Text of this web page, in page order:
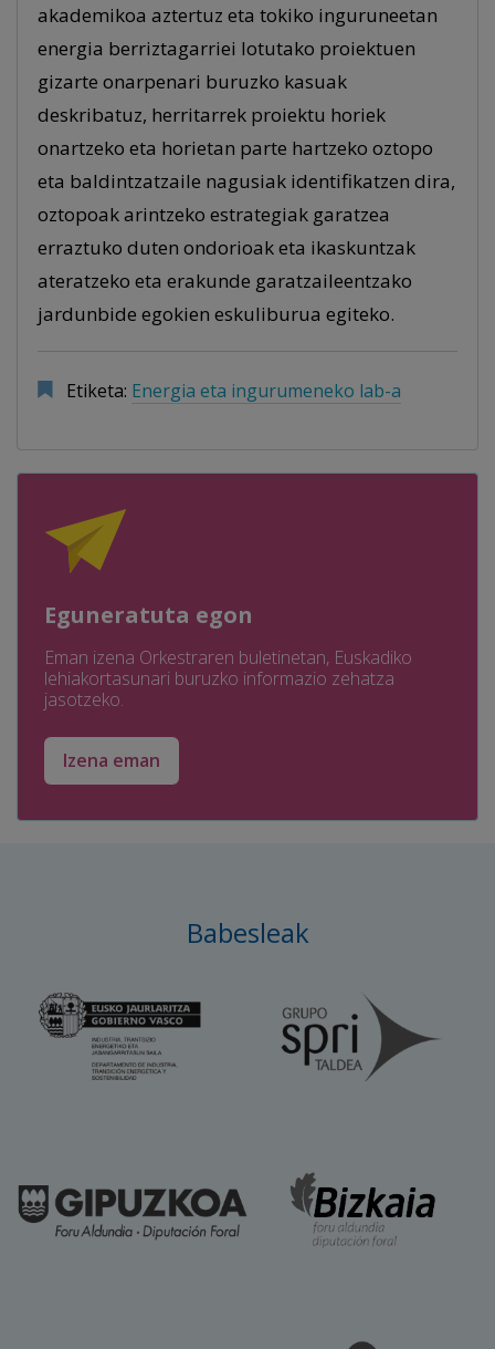
akademikoa aztertuz eta tokiko inguruneetan
energia berriztagarriei lotutako proiektuen
gizarte onarpenari buruzko kasuak
deskribatuz, herritarrek proiektu horiek
onartzeko eta horietan parte hartzeko oztopo
eta baldintzatzaile nagusiak identifikatzen dira,
oztopoak arintzeko estrategiak garatzea
erraztuko duten ondorioak eta ikaskuntzak
ateratzeko eta erakunde garatzaileentzako
jardunbide egokien eskuliburua egiteko.
Etiketa: Energia eta ingurumeneko lab-a
Eguneratuta egon
Eman izena Orkestraren buletinetan, Euskadiko
lehiakortasunari buruzko informazio zehatza
jasotzeko.
Izena eman
Babesleak